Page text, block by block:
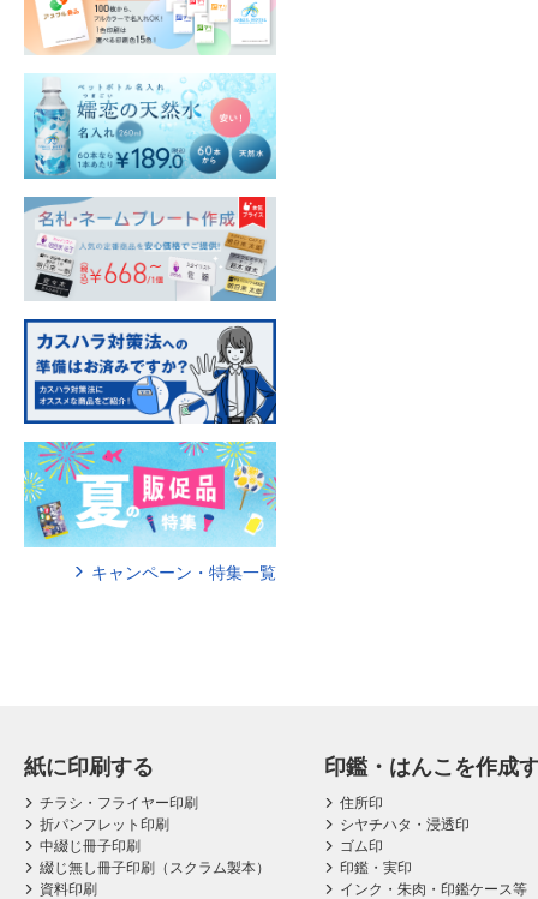
キャンペーン・特集一覧
紙に印刷する
チラシ・フライヤー印刷
折パンフレット印刷
中綴じ冊子印刷
綴じ無し冊子印刷（スクラム製本）
資料印刷
印鑑・はんこを作成
住所印
シヤチハタ・浸透印
ゴム印
印鑑・実印
インク・朱肉・印鑑ケース等